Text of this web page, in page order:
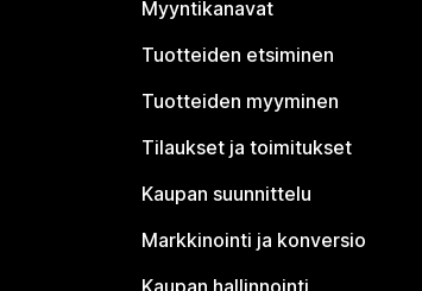
Myyntikanavat
Tuotteiden etsiminen
Tuotteiden myyminen
Tilaukset ja toimitukset
Kaupan suunnittelu
Markkinointi ja konversio
Kaupan hallinnointi